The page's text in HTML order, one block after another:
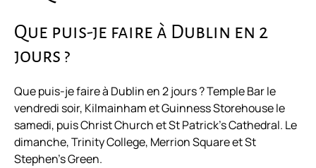
Que puis-je faire à Dublin en 2
jours ?
Que puis-je faire à Dublin en 2 jours ? Temple Bar le
vendredi soir, Kilmainham et Guinness Storehouse le
samedi, puis Christ Church et St Patrick’s Cathedral. Le
dimanche, Trinity College, Merrion Square et St
Stephen’s Green.